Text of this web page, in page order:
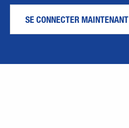
SE CONNECTER MAINTENANT